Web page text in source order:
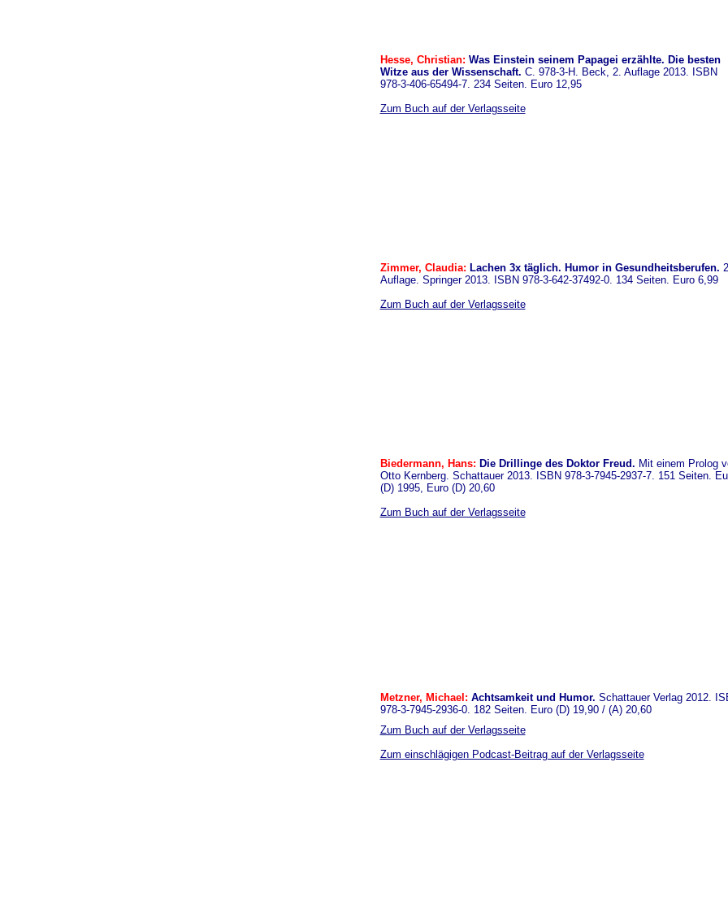
Hesse, Christian: Was Einstein seinem Papagei erzählte. Die besten
Witze aus der Wissenschaft. C. 978-3-H. Beck, 2. Auflage 2013. ISBN
978-3-406-65494-7. 234 Seiten. Euro 12,95
Zum Buch auf der Verlagsseite
Zimmer, Claudia: Lachen 3x täglich. Humor in Gesundheitsberufen.
Auflage. Springer 2013. ISBN 978-3-642-37492-0. 134 Seiten. Euro 6,99
Zum Buch auf der Verlagsseite
Biedermann, Hans: Die Drillinge des Doktor Freud. Mit einem Prolog
Otto Kernberg. Schattauer 2013. ISBN 978-3-7945-2937-7. 151 Seiten.
(D) 1995, Euro (D) 20,60
Zum Buch auf der Verlagsseite
Metzner, Michael: Achtsamkeit und Humor. Schattauer Verlag 2012.
978-3-7945-2936-0. 182 Seiten. Euro (D) 19,90 / (A) 20,60
Zum Buch auf der Verlagsseite
Zum einschlägigen Podcast-Beitrag auf der Verlagsseite